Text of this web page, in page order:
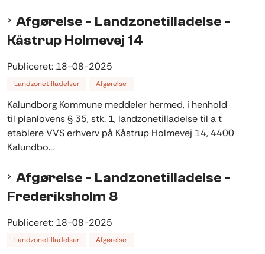
Afgørelse - Landzonetilladelse -
Kåstrup Holmevej 14
Publiceret: 18-08-2025
Landzonetilladelser Afgørelse
Kalundborg Kommune meddeler hermed, i henhold
til planlovens § 35, stk. 1, landzonetilladelse til a t
etablere VVS erhverv på Kåstrup Holmevej 14, 4400
Kalundbo...
Afgørelse - Landzonetilladelse -
Frederiksholm 8
Publiceret: 18-08-2025
Landzonetilladelser Afgørelse